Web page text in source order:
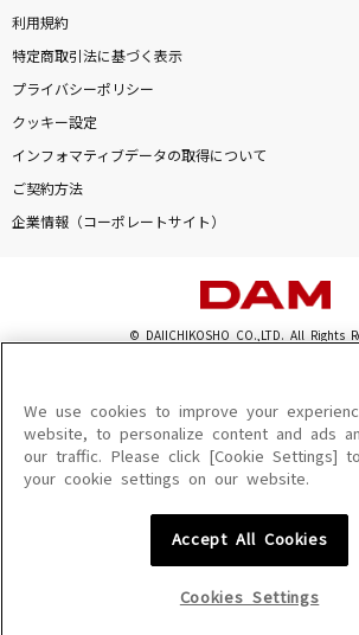
利用規約
特定商取引法に基づく表示
プライバシーポリシー
クッキー設定
インフォマティブデータの取得について
ご契約方法
企業情報（コーポレートサイト）
© DAIICHIKOSHO CO.,LTD. All Rights
このサイトに掲載されている一切の文章・画像・写真・動
を問わず、著作権法の定める範囲を超えて無断で複製、転
を禁じます。
楽曲及びコンテンツは、機種によりご利用いただけない場
楽曲及びコンテンツの配信日、配信内容が変更になる場合
We use cookies to improve your
website, to personalize content and ads
our traffic. Please click [Cookie Settings]
your cookie settings on our website.
Accept All Cookies
Cookies Settings